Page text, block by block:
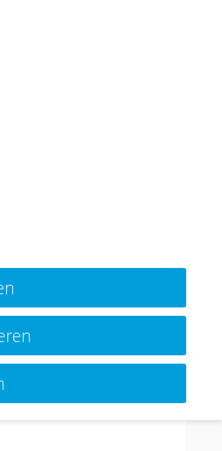
Online-Shop für
findest du